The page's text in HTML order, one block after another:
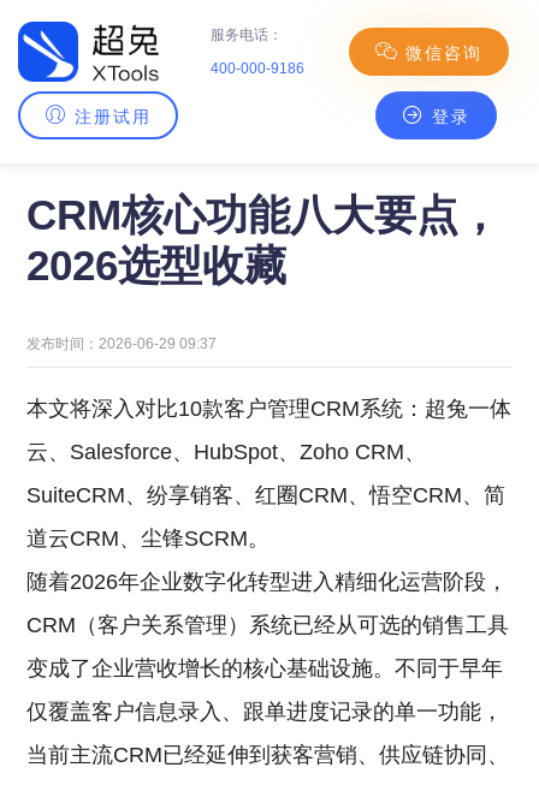
服务电话：
400-000-9186
微信咨询
注册试用 登录
主页>CRM百科> CRM核心功能八大要点，2026选型收藏
CRM核心功能八大要点，
2026选型收藏
发布时间：2026-06-29 09:37
本文将深入对比10款客户管理CRM系统：超兔一体
云、Salesforce、HubSpot、Zoho CRM、
SuiteCRM、纷享销客、红圈CRM、悟空CRM、简
道云CRM、尘锋SCRM。
随着2026年企业数字化转型进入精细化运营阶段，
CRM（客户关系管理）系统已经从可选的销售工具
变成了企业营收增长的核心基础设施。不同于早年
仅覆盖客户信息录入、跟单进度记录的单一功能，
当前主流CRM已经延伸到获客营销、供应链协同、